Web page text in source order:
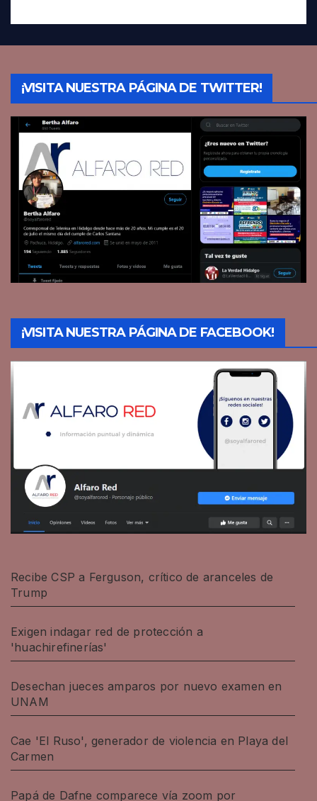
¡VISITA NUESTRA PÁGINA DE TWITTER!
¡VISITA NUESTRA PÁGINA DE FACEBOOK!
Recibe CSP a Ferguson, crítico de aranceles de
Trump
Exigen indagar red de protección a
'huachirefinerías'
Desechan jueces amparos por nuevo examen en
UNAM
Cae 'El Ruso', generador de violencia en Playa del
Carmen
Papá de Dafne comparece vía zoom por